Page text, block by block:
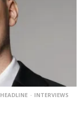
HEADLINE INTERVIEWS